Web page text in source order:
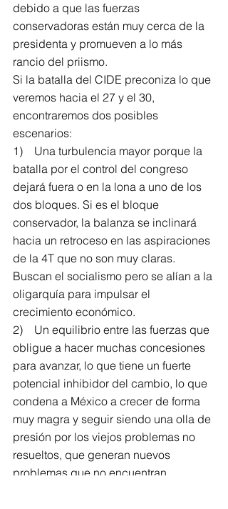
debido a que las fuerzas
conservadoras están muy cerca de la
presidenta y promueven a lo más
rancio del priismo.
Si la batalla del CIDE preconiza lo que
veremos hacia el 27 y el 30,
encontraremos dos posibles
escenarios:
1)    Una turbulencia mayor porque la
batalla por el control del congreso
dejará fuera o en la lona a uno de los
dos bloques. Si es el bloque
conservador, la balanza se inclinará
hacia un retroceso en las aspiraciones
de la 4T que no son muy claras.
Buscan el socialismo pero se alían a la
oligarquía para impulsar el
crecimiento económico.
2)    Un equilibrio entre las fuerzas que
obligue a hacer muchas concesiones
para avanzar, lo que tiene un fuerte
potencial inhibidor del cambio, lo que
condena a México a crecer de forma
muy magra y seguir siendo una olla de
presión por los viejos problemas no
resueltos, que generan nuevos
problemas que no encuentran